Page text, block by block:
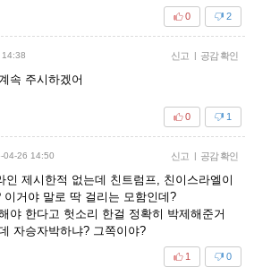
2
0
신고 | 공감 확인
속 주시하겠어
1
0
04-26 14:50 신고 | 공감 확인
인 제시한적 없는데 친트럼프, 친이스라엘이
이거야 말로 딱 걸리는 모함인데?
야 한다고 헛소리 한걸 정확히 박제해준거
자승자박하냐? 그쪽이야?
0
1